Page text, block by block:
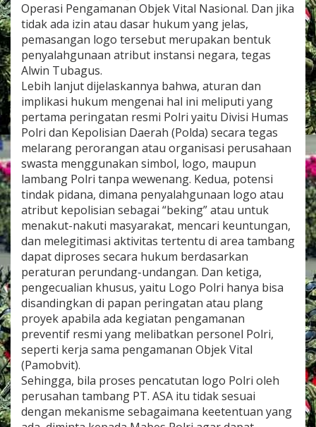
l
e
h
P
e
s
a
h
a
n
T
a
m
b
a
g
P
T
.
A
S
A
K
o
t
u
n
a
n
Operasi Pengamanan Objek Vital Nasional. Dan jika
tidak ada izin atau dasar hukum yang jelas,
pemasangan logo tersebut merupakan bentuk
penyalahgunaan atribut instansi negara, tegas
Alwin Tubagus.
Lebih lanjut dijelaskannya bahwa, aturan dan
implikasi hukum mengenai hal ini meliputi yang
pertama peringatan resmi Polri yaitu Divisi Humas
Polri dan Kepolisian Daerah (Polda) secara tegas
melarang perorangan atau organisasi perusahaan
swasta menggunakan simbol, logo, maupun
lambang Polri tanpa wewenang. Kedua, potensi
tindak pidana, dimana penyalahgunaan logo atau
atribut kepolisian sebagai “beking” atau untuk
menakut-nakuti masyarakat, mencari keuntungan,
dan melegitimasi aktivitas tertentu di area tambang
dapat diproses secara hukum berdasarkan
peraturan perundang-undangan. Dan ketiga,
pengecualian khusus, yaitu Logo Polri hanya bisa
disandingkan di papan peringatan atau plang
proyek apabila ada kegiatan pengamanan
preventif resmi yang melibatkan personel Polri,
seperti kerja sama pengamanan Objek Vital
(Pamobvit).
Sehingga, bila proses pencatutan logo Polri oleh
perusahan tambang PT. ASA itu tidak sesuai
dengan mekanisme sebagaimana keetentuan yang